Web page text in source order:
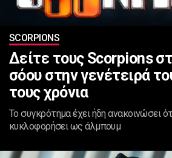
SCORPIONS
Δείτε τους Scorpions
σόου στην γενέτειρά
τους χρόνια
To συγκρότημα έχει ήδη ανακοινώσει
κυκλοφορήσει ως άλμπουμ